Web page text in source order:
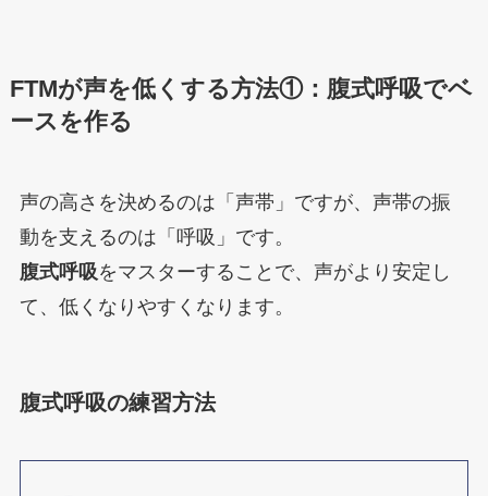
FTMが声を低くする方法①：腹式呼吸でベ
ースを作る
声の高さを決めるのは「声帯」ですが、声帯の振
動を支えるのは「呼吸」です。
腹式呼吸をマスターすることで、声がより安定し
て、低くなりやすくなります。
腹式呼吸の練習方法